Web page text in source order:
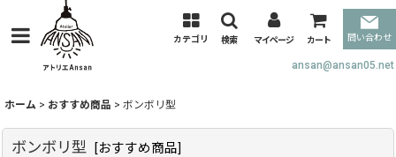
カテゴリ 検索 マイページ カート 問い合わせ
ansan@ansan05.net
ホーム > おすすめ商品 > ボンボリ型
ボンボリ型 [おすすめ商品]